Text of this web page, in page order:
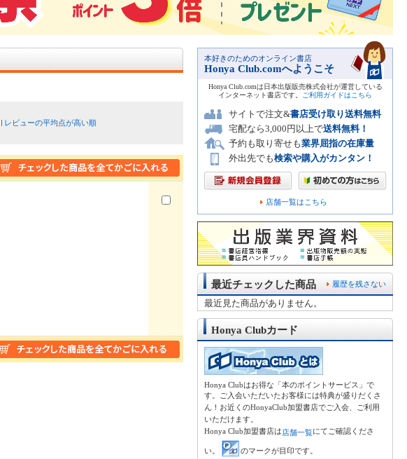
レビューの平均点が高い順
本好きのためのオンライン書店
Honya Club.comへようこそ
Honya Club.comは日本出版販売株式会社が運営している
インターネット書店です。
ご利用ガイドはこちら
サイトで注文&書店受け取り送料無料
宅配なら3,000円以上で送料無料！
予約も取り寄せも業界屈指の在庫量
外出先でも検索や購入がカンタン！
店舗一覧はこちら
履歴を残さない
最近チェックした商品
最近見た商品がありません。
Honya Clubカード
Honya Clubはお得な「本のポイントサービス」で
す。ご入会いただいたお客様には特典が盛りだくさ
ん！お近くのHonyaClub加盟書店でご入会、ご利用
いただけます。
Honya Club加盟書店は店舗一覧にてご確認くださ
い。
のマークが目印です。